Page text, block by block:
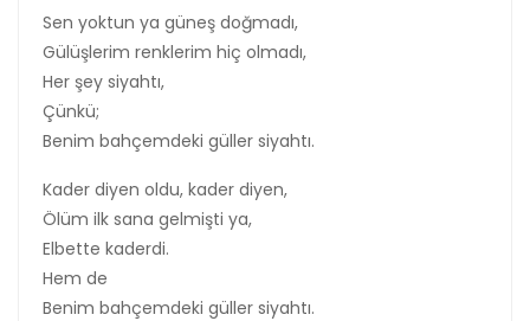
Sen yoktun ya güneş doğmadı,
Gülüşlerim renklerim hiç olmadı,
Her şey siyahtı,
Çünkü;
Benim bahçemdeki güller siyahtı.
Kader diyen oldu, kader diyen,
Ölüm ilk sana gelmişti ya,
Elbette kaderdi.
Hem de
Benim bahçemdeki güller siyahtı.